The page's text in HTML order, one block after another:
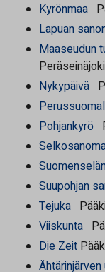
Kyrönmaa
Lapuan
Maaseudun
Nykypäivä
Pohjankyrö
Suupohjan
Tejuka
Viiskunta
Die Zeit